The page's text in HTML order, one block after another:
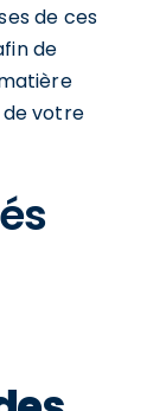
de ces
de
votre